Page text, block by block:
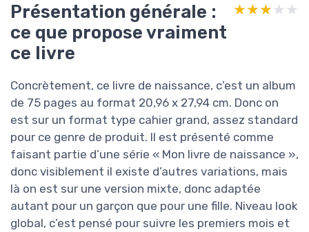
Présentation générale :
ce que propose vraiment
ce livre
★★★★★
★★★★★
Concrètement, ce livre de naissance, c’est un album
de 75 pages au format 20,96 x 27,94 cm. Donc on
est sur un format type cahier grand, assez standard
pour ce genre de produit. Il est présenté comme
faisant partie d’une série « Mon livre de naissance »,
donc visiblement il existe d’autres variations, mais
là on est sur une version mixte, donc adaptée
autant pour un garçon que pour une fille. Niveau look
global, c’est pensé pour suivre les premiers mois et